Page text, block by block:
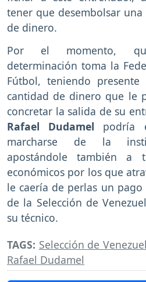
tener que desembolsar
de dinero.
Por el momento,
determinación toma la
Fútbol, teniendo
cantidad de dinero que le
concretar la salida de su
Rafael Dudamel podría
marcharse de la
apostándole también a
económicos por los que
le caería de perlas un
de la Selección de
su técnico.
TAGS: Selección de
Rafael Dudamel